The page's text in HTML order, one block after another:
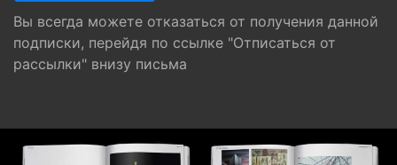
Вы всегда можете отказаться от получения данной
подписки, перейдя по ссылке "Отписаться от
рассылки" внизу письма